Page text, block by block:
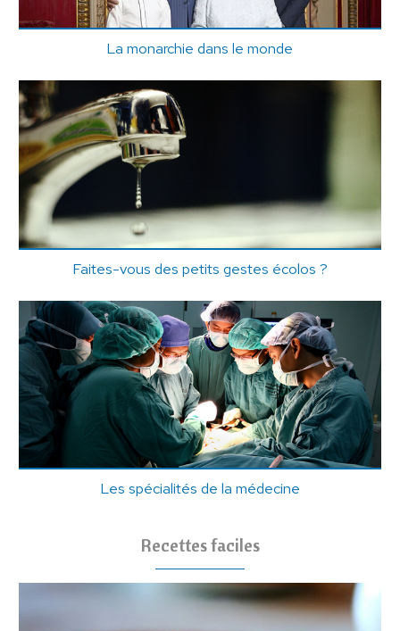
La monarchie dans le monde
Faites-vous des petits gestes écolos ?
Les spécialités de la médecine
Recettes faciles